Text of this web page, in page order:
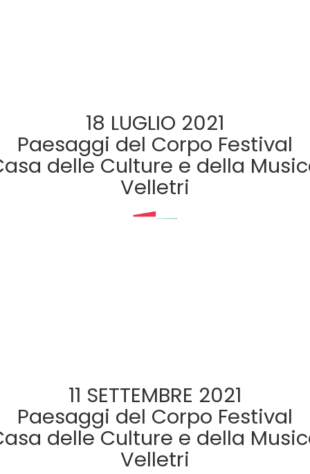
18 LUGLIO 2021
Paesaggi del Corpo Festival
delle Culture e della
Velletri
11 SETTEMBRE 2021
Paesaggi del Corpo Festival
delle Culture e della
Velletri